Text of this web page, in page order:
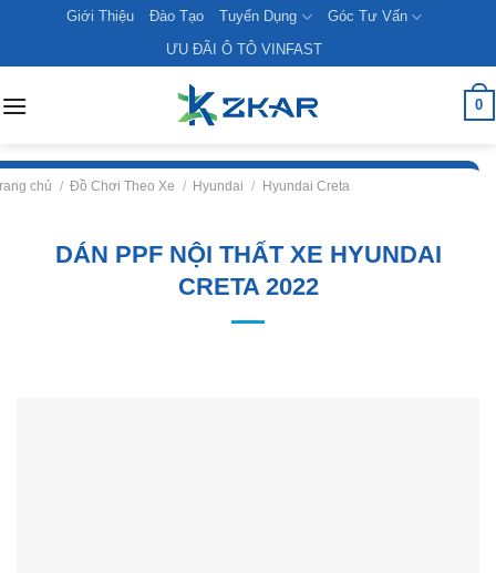
content
Giới Thiệu Đào Tạo Tuyển Dụng
Góc Tư Vấn
ƯU ĐÃI Ô TÔ VINFAST
0
chủ / Đồ Chơi Theo Xe / Hyundai / Hyundai Creta
DÁN PPF NỘI THẤT XE HYUNDAI
CRETA 2022